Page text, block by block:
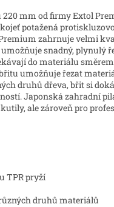
mm od firmy Extol
potažená
zahrnuje velmi
snadný, plynulý
do materiálu
umožňuje řezat
druhů dřeva, břit si
Japonská zahradní
ale zároveň pro
TPR pryží
druhů materiálů